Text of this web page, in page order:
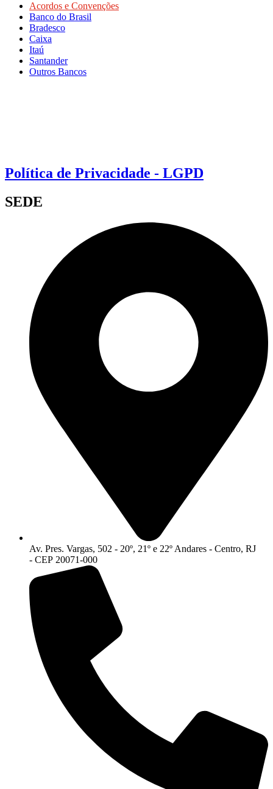
Acordos e Convenções
Banco do Brasil
Bradesco
Caixa
Itaú
Santander
Outros Bancos
Política de Privacidade - LGPD
SEDE
Av. Pres. Vargas, 502 - 20º, 21º e 22º Andares - Centro, RJ
- CEP 20071-000